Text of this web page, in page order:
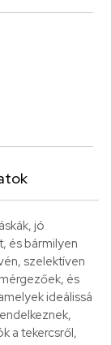
jó
és bármilyen
szelektíven
és
ideálissá
a tekercsről,